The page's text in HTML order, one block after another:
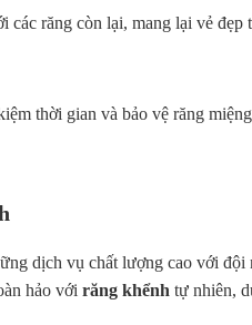
các răng còn lại, mang lại vẻ
thời gian và bảo vệ răng
dịch vụ chất lượng cao với
hảo với răng khểnh tự nhiên,